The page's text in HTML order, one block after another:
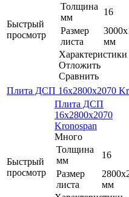
Быстрый
просмотр
Толщина
мм
16
Размер
листа
мм
Характеристики
Отложить
Сравнить
Плита ДСП 16х2800х2070
Быстрый
просмотр
Плита ДСП
16х2800х2070
Kronospan
Много
Толщина
мм
16
Размер
листа
мм